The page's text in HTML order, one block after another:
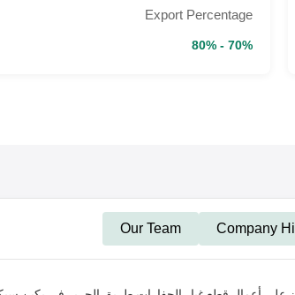
Export Percentage
70% - 80%
Company
Our Team